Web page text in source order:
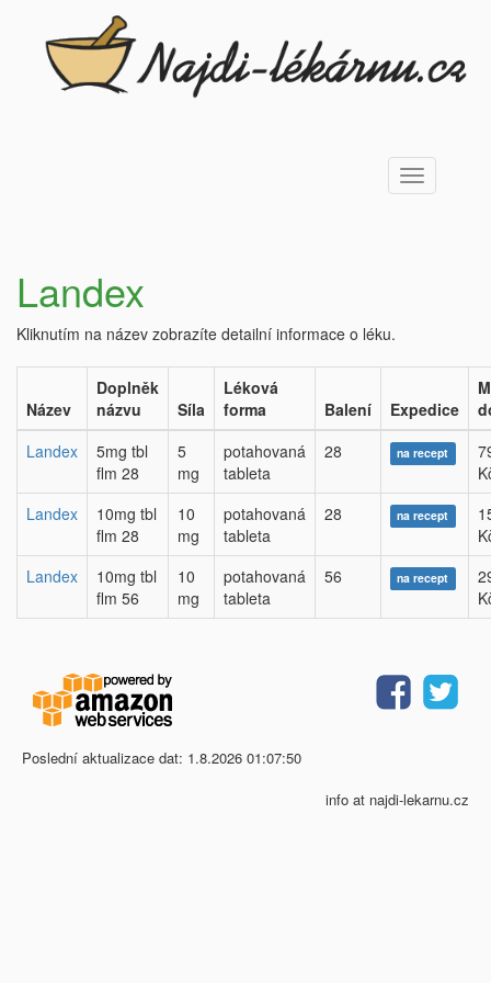
Toggle
navigation
Landex
Kliknutím na název zobrazíte detailní informace o léku.
Název
Doplněk
názvu
Síla
Léková
forma
Balení Expedice
Landex
5mg tbl
flm 28
5
mg
potahovaná
tableta
28 na recept
Landex
10mg tbl
flm 28
10
mg
potahovaná
tableta
28 na recept
Landex
10mg tbl
flm 56
10
mg
potahovaná
tableta
56 na recept
Poslední aktualizace dat: 1.8.2026 01:07:50
info at najdi-lekarnu.cz